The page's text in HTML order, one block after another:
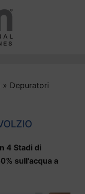
» Depuratori
4 Stadi di
sull’acqua a